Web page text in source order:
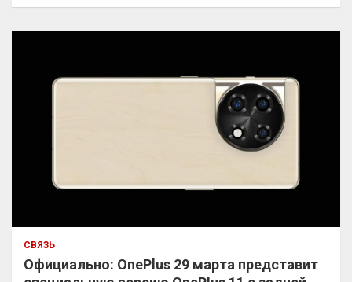
СВЯЗЬ
Официально: OnePlus 29 марта представит